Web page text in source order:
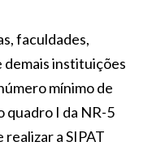
faculdades,
instituições
mínimo de
quadro I da NR-5
a SIPAT